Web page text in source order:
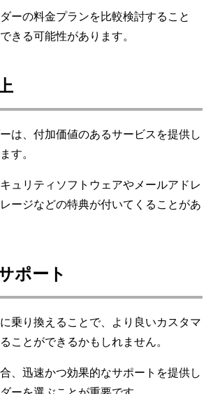
ーの料金プランを比較検討すること
きる可能性があります。
は、付加価値のあるサービスを提供し
す。
ュリティソフトウェアやメールアドレ
ージなどの特典が付いてくることがあ
ポート
乗り換えることで、より良いカスタマ
ことができるかもしれません。
、迅速かつ効果的なサポートを提供し